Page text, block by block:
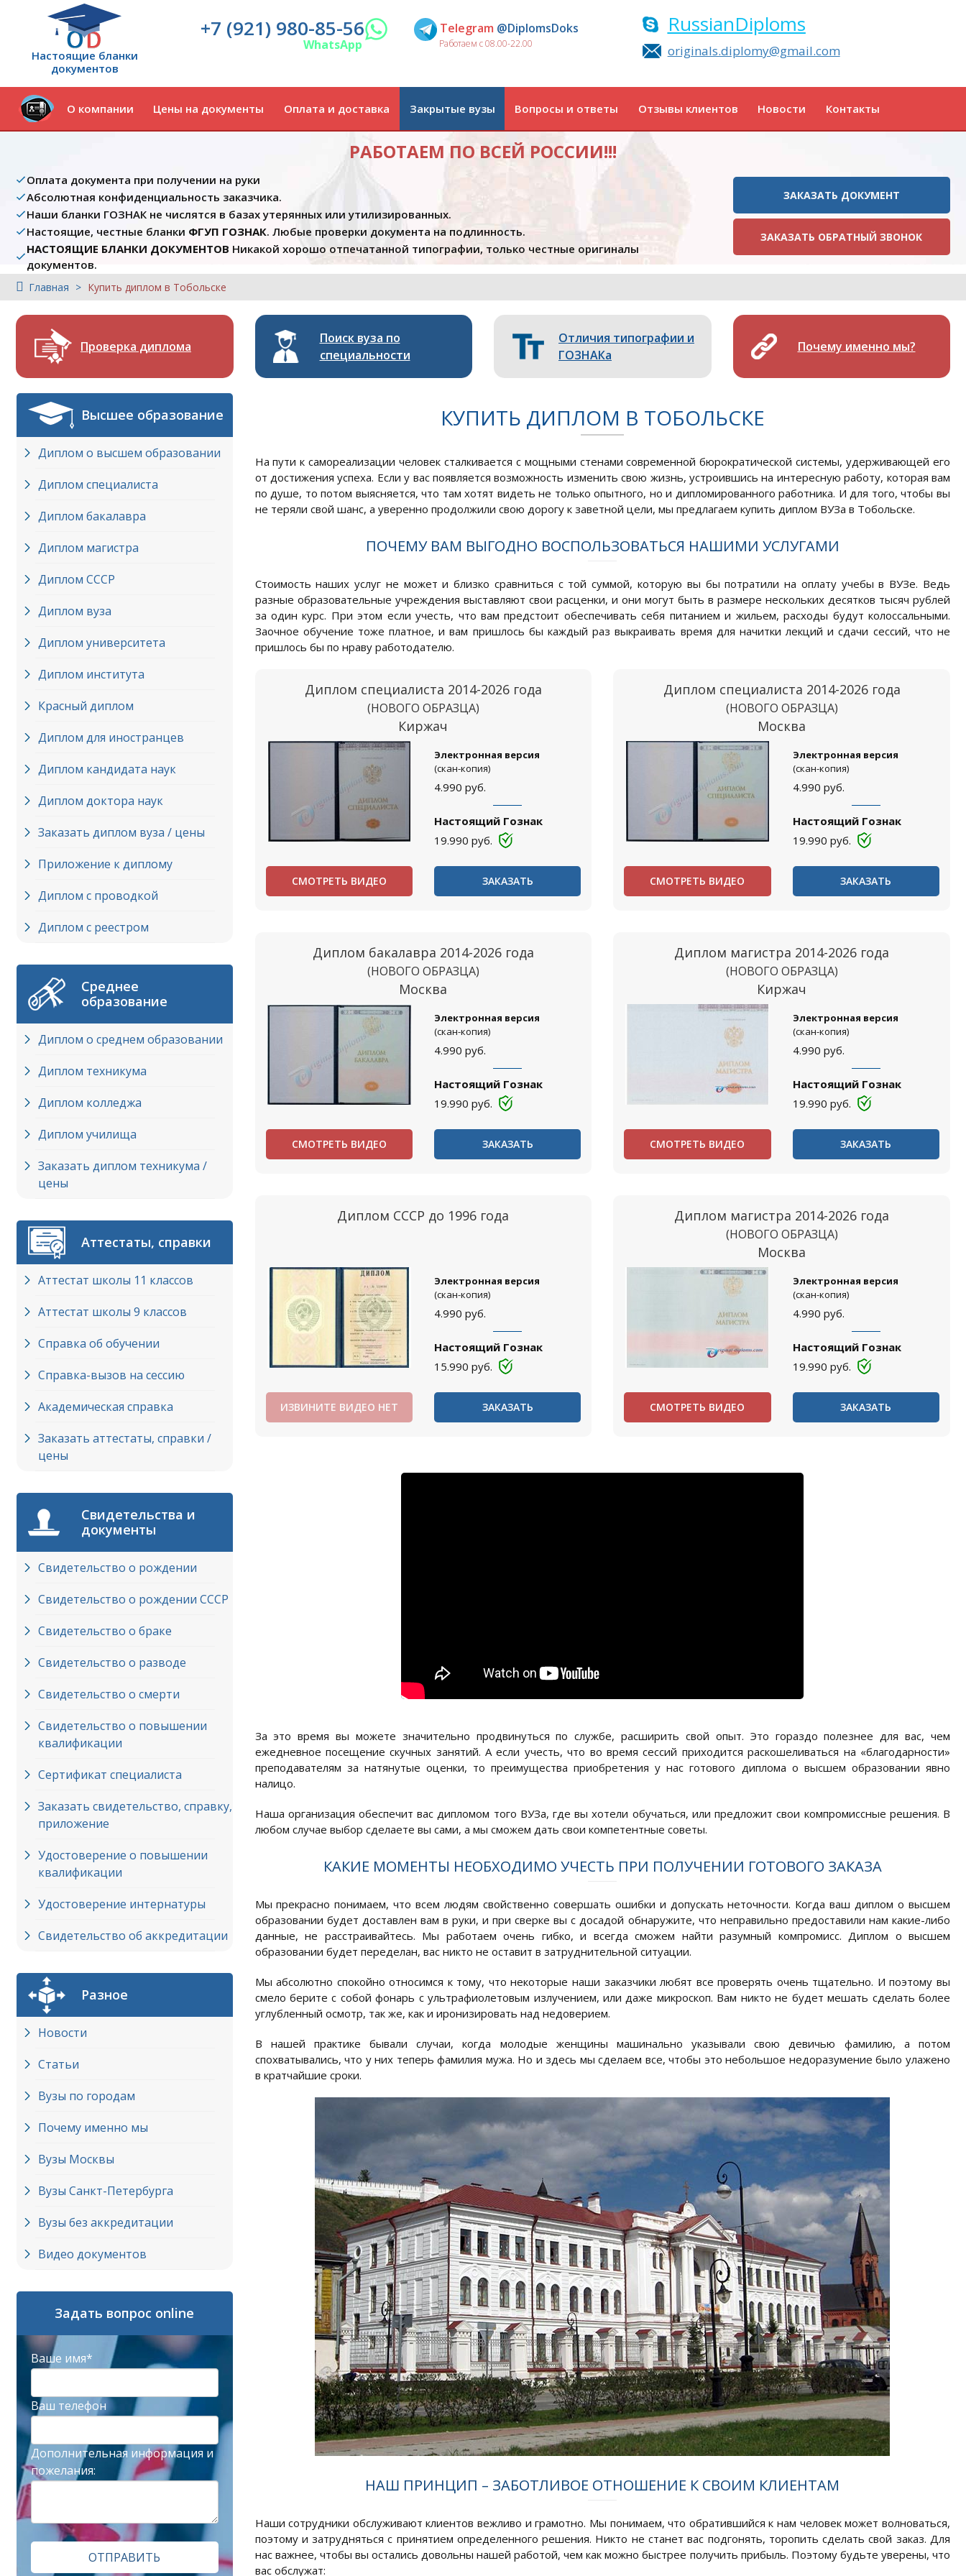
Настоящие бланки
документов
+7 (921) 980-85-56
WhatsApp
Telegram @DiplomsDoks
Работаем с 08.00-22.00
RussianDiploms
originals.diplomy@gmail.com
О компании Цены на документы Оплата и доставка Закрытые вузы Вопросы и ответы Отзывы клиентов Новости Контакты
РАБОТАЕМ ПО ВСЕЙ РОССИИ!!!
Оплата документа при получении на руки
Абсолютная конфиденциальность заказчика.
Наши бланки ГОЗНАК не числятся в базах утерянных или утилизированных.
Настоящие, честные бланки ФГУП ГОЗНАК. Любые проверки документа на подлинность.
НАСТОЯЩИЕ БЛАНКИ ДОКУМЕНТОВ Никакой хорошо отпечатанной типографии, только честные оригиналы
документов.
ЗАКАЗАТЬ ДОКУМЕНТ
ЗАКАЗАТЬ ОБРАТНЫЙ ЗВОНОК
Главная Купить диплом в Тобольске
Проверка диплома
Поиск вуза по
специальности
Отличия типографии и
ГОЗНАКа
Почему именно мы?
Высшее образование
Диплом о высшем образовании
Диплом специалиста
Диплом бакалавра
Диплом магистра
Диплом СССР
Диплом вуза
Диплом университета
Диплом института
Красный диплом
Диплом для иностранцев
Диплом кандидата наук
Диплом доктора наук
Заказать диплом вуза / цены
Приложение к диплому
Диплом с проводкой
Диплом с реестром
Среднее
образование
Диплом о среднем образовании
Диплом техникума
Диплом колледжа
Диплом училища
Заказать диплом техникума /
цены
Аттестаты, справки
Аттестат школы 11 классов
Аттестат школы 9 классов
Справка об обучении
Справка-вызов на сессию
Академическая справка
Заказать аттестаты, справки /
цены
Свидетельства и
документы
Свидетельство о рождении
Свидетельство о рождении СССР
Свидетельство о браке
Свидетельство о разводе
Свидетельство о смерти
Свидетельство о повышении
квалификации
Сертификат специалиста
Заказать свидетельство, справку,
приложение
Удостоверение о повышении
квалификации
Удостоверение интернатуры
Свидетельство об аккредитации
Разное
Новости
Статьи
Вузы по городам
Почему именно мы
Вузы Москвы
Вузы Cанкт-Петербурга
Вузы без аккредитации
Видео документов
Задать вопрос online
Ваше имя*
Ваш телефон
Дополнительная информация и
пожелания:
ОТПРАВИТЬ
КУПИТЬ ДИПЛОМ В ТОБОЛЬСКЕ
На пути к самореализации человек сталкивается с мощными стенами современной бюрократической системы, удерживающей его
от достижения успеха. Если у вас появляется возможность изменить свою жизнь, устроившись на интересную работу, которая вам
по душе, то потом выясняется, что там хотят видеть не только опытного, но и дипломированного работника. И для того, чтобы вы
не теряли свой шанс, а уверенно продолжили свою дорогу к заветной цели, мы предлагаем купить диплом ВУЗа в Тобольске.
ПОЧЕМУ ВАМ ВЫГОДНО ВОСПОЛЬЗОВАТЬСЯ НАШИМИ УСЛУГАМИ
Стоимость наших услуг не может и близко сравниться с той суммой, которую вы бы потратили на оплату учебы в ВУЗе. Ведь
разные образовательные учреждения выставляют свои расценки, и они могут быть в размере нескольких десятков тысяч рублей
за один курс. При этом если учесть, что вам предстоит обеспечивать себя питанием и жильем, расходы будут колоссальными.
Заочное обучение тоже платное, и вам пришлось бы каждый раз выкраивать время для начитки лекций и сдачи сессий, что не
пришлось бы по нраву работодателю.
Диплом специалиста 2014-2026 года
(НОВОГО ОБРАЗЦА)
Киржач
Электронная версия
(скан-копия)
4.990 руб.
Настоящий Гознак
19.990 руб.
СМОТРЕТЬ ВИДЕО ЗАКАЗАТЬ
Диплом специалиста 2014-2026 года
(НОВОГО ОБРАЗЦА)
Москва
Электронная версия
(скан-копия)
4.990 руб.
Настоящий Гознак
19.990 руб.
СМОТРЕТЬ ВИДЕО ЗАКАЗАТЬ
Диплом бакалавра 2014-2026 года
(НОВОГО ОБРАЗЦА)
Москва
Электронная версия
(скан-копия)
4.990 руб.
Настоящий Гознак
19.990 руб.
СМОТРЕТЬ ВИДЕО ЗАКАЗАТЬ
Диплом магистра 2014-2026 года
(НОВОГО ОБРАЗЦА)
Киржач
Электронная версия
(скан-копия)
4.990 руб.
Настоящий Гознак
19.990 руб.
СМОТРЕТЬ ВИДЕО ЗАКАЗАТЬ
Диплом СССР до 1996 года
Электронная версия
(скан-копия)
4.990 руб.
Настоящий Гознак
15.990 руб.
ИЗВИНИТЕ ВИДЕО НЕТ ЗАКАЗАТЬ
Диплом магистра 2014-2026 года
(НОВОГО ОБРАЗЦА)
Москва
Электронная версия
(скан-копия)
4.990 руб.
Настоящий Гознак
19.990 руб.
СМОТРЕТЬ ВИДЕО ЗАКАЗАТЬ
За это время вы можете значительно продвинуться по службе, расширить свой опыт. Это гораздо полезнее для вас, чем
ежедневное посещение скучных занятий. А если учесть, что во время сессий приходится раскошеливаться на «благодарности»
преподавателям за натянутые оценки, то преимущества приобретения у нас готового диплома о высшем образовании явно
налицо.
Наша организация обеспечит вас дипломом того ВУЗа, где вы хотели обучаться, или предложит свои компромиссные решения. В
любом случае выбор сделаете вы сами, а мы сможем дать свои компетентные советы.
КАКИЕ МОМЕНТЫ НЕОБХОДИМО УЧЕСТЬ ПРИ ПОЛУЧЕНИИ ГОТОВОГО ЗАКАЗА
Мы прекрасно понимаем, что всем людям свойственно совершать ошибки и допускать неточности. Когда ваш диплом о высшем
образовании будет доставлен вам в руки, и при сверке вы с досадой обнаружите, что неправильно предоставили нам какие-либо
данные, не расстраивайтесь. Мы работаем очень гибко, и всегда сможем найти разумный компромисс. Диплом о высшем
образовании будет переделан, вас никто не оставит в затруднительной ситуации.
Мы абсолютно спокойно относимся к тому, что некоторые наши заказчики любят все проверять очень тщательно. И поэтому вы
смело берите с собой фонарь с ультрафиолетовым излучением, или даже микроскоп. Вам никто не будет мешать сделать более
углубленный осмотр, так же, как и иронизировать над недоверием.
В нашей практике бывали случаи, когда молодые женщины машинально указывали свою девичью фамилию, а потом
спохватывались, что у них теперь фамилия мужа. Но и здесь мы сделаем все, чтобы это небольшое недоразумение было улажено
в кратчайшие сроки.
НАШ ПРИНЦИП – ЗАБОТЛИВОЕ ОТНОШЕНИЕ К СВОИМ КЛИЕНТАМ
Наши сотрудники обслуживают клиентов вежливо и грамотно. Мы понимаем, что обратившийся к нам человек может волноваться,
поэтому и затрудняться с принятием определенного решения. Никто не станет вас подгонять, торопить сделать свой заказ. Для
нас важнее, чтобы вы остались довольны нашей работой, чем как можно быстрее получить прибыль. Поэтому будьте уверены, что
вас обслужат: